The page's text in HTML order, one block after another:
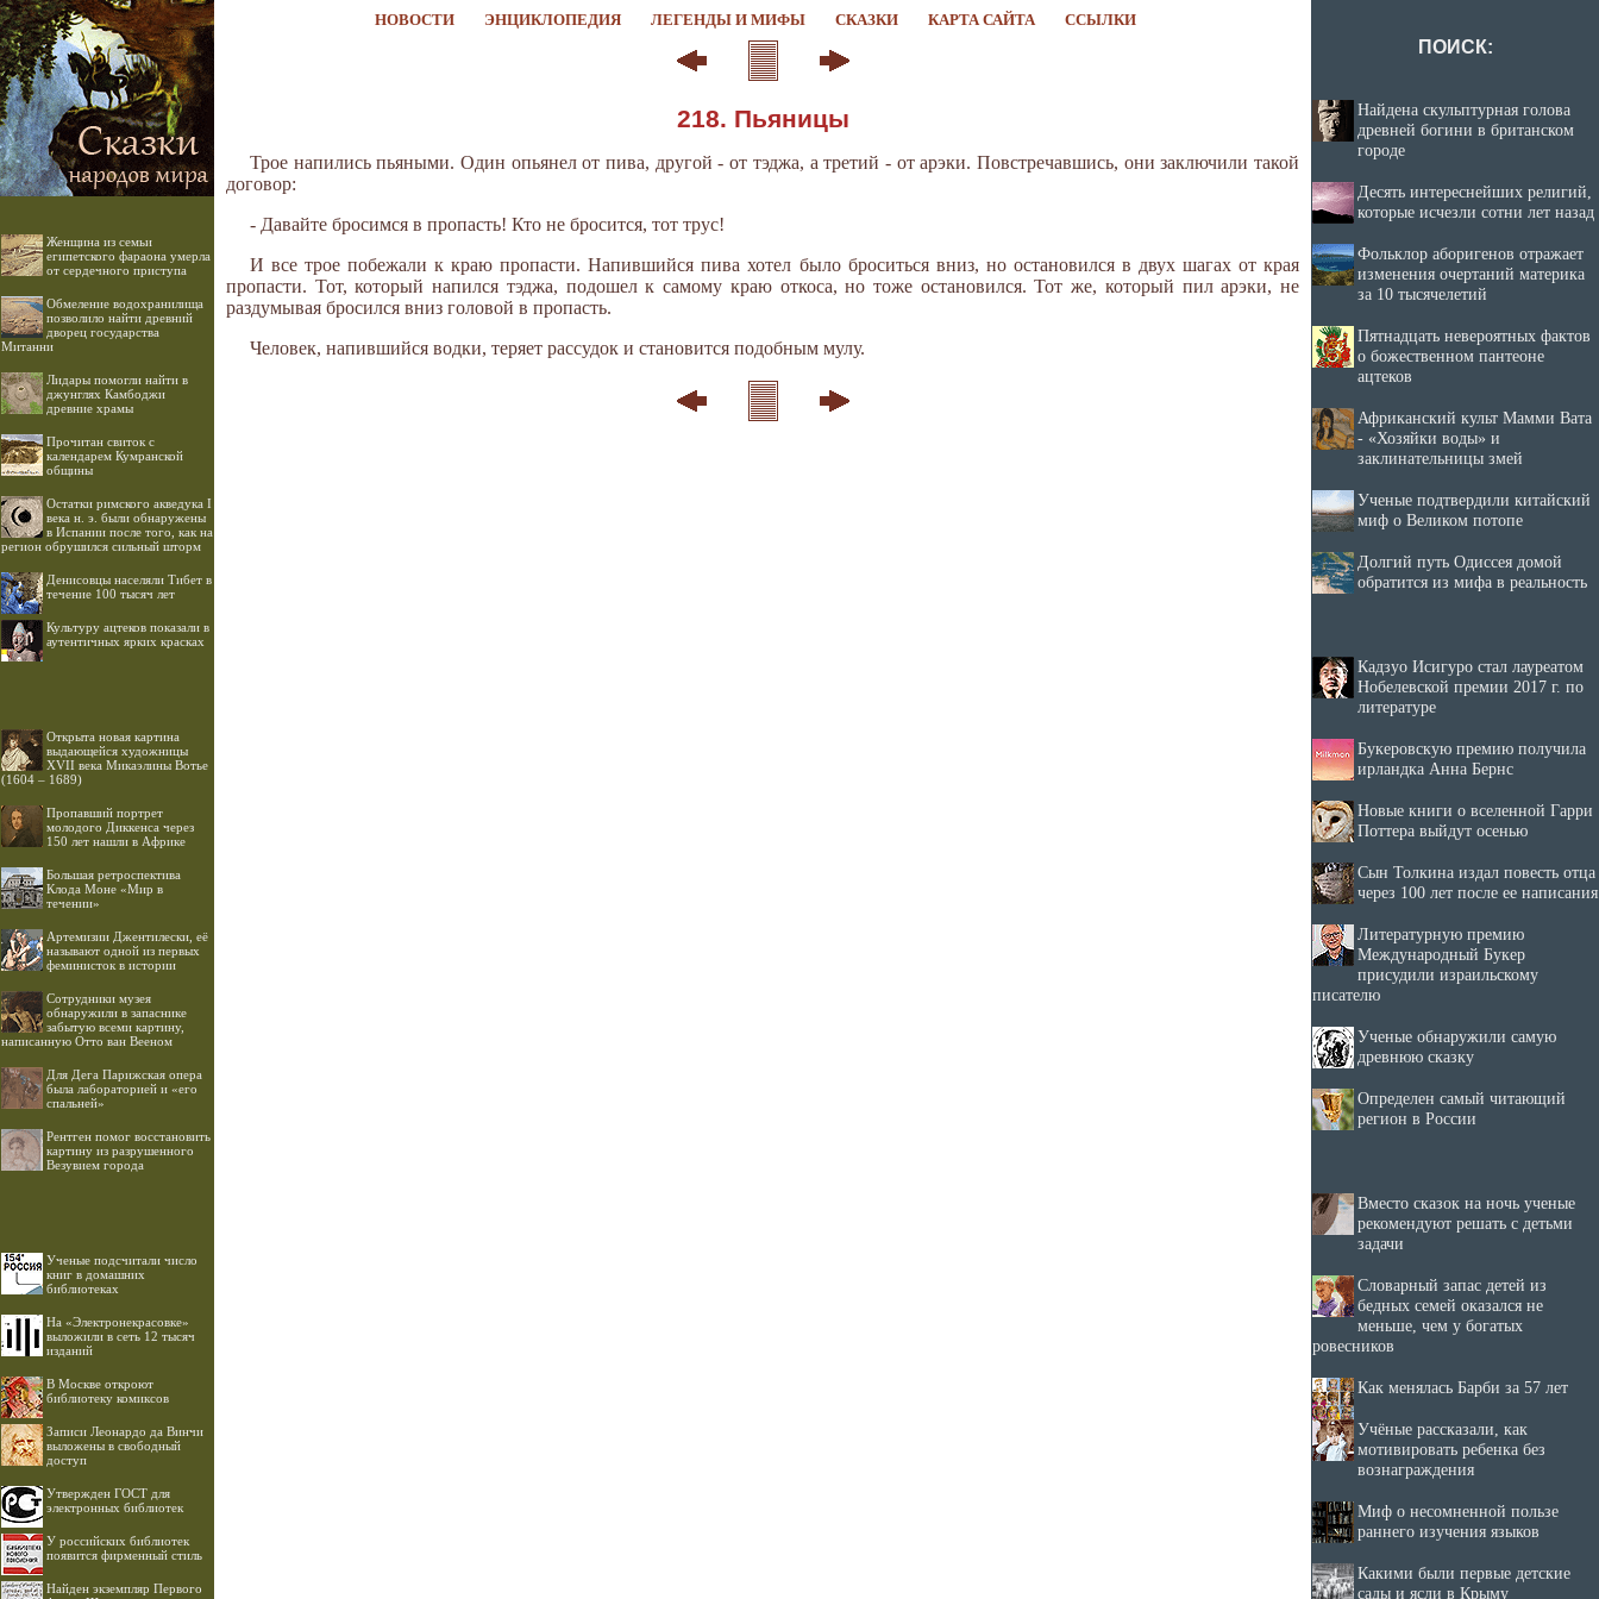
НОВОСТИ ЭНЦИКЛОПЕДИЯ ЛЕГЕНДЫ И МИФЫ СКАЗКИ КАРТА САЙТА ССЫЛКИ
Женщина из семьи
египетского фараона умерла
от сердечного приступа
Обмеление водохранилища
позволило найти древний
дворец государства
Митанни
Лидары помогли найти в
джунглях Камбоджи
древние храмы
Прочитан свиток с
календарем Кумранской
общины
Остатки римского акведука I
века н. э. были обнаружены
в Испании после того, как на
регион обрушился сильный шторм
Денисовцы населяли Тибет в
течение 100 тысяч лет
Культуру ацтеков показали в
аутентичных ярких красках
Открыта новая картина
выдающейся художницы
XVII века Микаэлины Вотье
(1604 – 1689)
Пропавший портрет
молодого Диккенса через
150 лет нашли в Африке
Большая ретроспектива
Клода Моне «Мир в
течении»
Артемизии Джентилески, её
называют одной из первых
феминисток в истории
Cотрудники музея
обнаружили в запаснике
забытую всеми картину,
написанную Отто ван Вееном
Для Дега Парижская опера
была лабораторией и «его
спальней»
Рентген помог восстановить
картину из разрушенного
Везувием города
Ученые подсчитали число
книг в домашних
библиотеках
На «Электронекрасовке»
выложили в сеть 12 тысяч
изданий
В Москве откроют
библиотеку комиксов
Записи Леонардо да Винчи
выложены в свободный
доступ
Утвержден ГОСТ для
электронных библиотек
У российских библиотек
появится фирменный стиль
Найден экземпляр Первого
218. Пьяницы
Трое напились пьяными. Один опьянел от пива, другой - от тэджа, а третий - от арэки. Повстречавшись, они заключили такой
договор:
- Давайте бросимся в пропасть! Кто не бросится, тот трус!
И все трое побежали к краю пропасти. Напившийся пива хотел было броситься вниз, но остановился в двух шагах от края
пропасти. Тот, который напился тэджа, подошел к самому краю откоса, но тоже остановился. Тот же, который пил арэки, не
раздумывая бросился вниз головой в пропасть.
Человек, напившийся водки, теряет рассудок и становится подобным мулу.
ПОИСК:
Найдена скульптурная голова
древней богини в британском
городе
Десять интереснейших религий,
которые исчезли сотни лет назад
Фольклор аборигенов отражает
изменения очертаний материка
за 10 тысячелетий
Пятнадцать невероятных фактов
о божественном пантеоне
ацтеков
Африканский культ Мамми Вата
- «Хозяйки воды» и
заклинательницы змей
Ученые подтвердили китайский
миф о Великом потопе
Долгий путь Одиссея домой
обратится из мифа в реальность
Кадзуо Исигуро стал лауреатом
Нобелевской премии 2017 г. по
литературе
Букеровскую премию получила
ирландка Анна Бернс
Новые книги о вселенной Гарри
Поттера выйдут осенью
Сын Толкина издал повесть отца
через 100 лет после ее написания
Литературную премию
Международный Букер
присудили израильскому
писателю
Ученые обнаружили самую
древнюю сказку
Определен самый читающий
регион в России
Вместо сказок на ночь ученые
рекомендуют решать с детьми
задачи
Словарный запас детей из
бедных семей оказался не
меньше, чем у богатых
ровесников
Как менялась Барби за 57 лет
Учёные рассказали, как
мотивировать ребенка без
вознаграждения
Миф о несомненной пользе
раннего изучения языков
Какими были первые детские
сады и ясли в Крыму